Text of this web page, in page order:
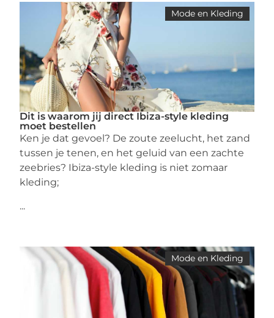
Mode en Kleding
Dit is waarom jij direct Ibiza-style kleding
moet bestellen
Ken je dat gevoel? De zoute zeelucht, het zand
tussen je tenen, en het geluid van een zachte
zeebries? Ibiza-style kleding is niet zomaar
kleding;
...
Mode en Kleding